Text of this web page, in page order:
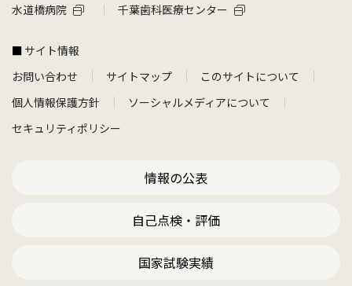
水道橋病院
千葉歯科医療センター
サイト情報
お問い合わせ
サイトマップ
このサイトについて
個人情報保護方針
ソーシャルメディアについて
セキュリティポリシー
情報の公表
自己点検・評価
国家試験実績